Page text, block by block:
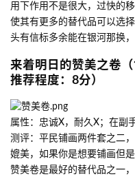
用下作用不是很大，过快的
使其有更多的替代品可以选
头有信标多余能在银河那换
来着明日的赞美之卷
推荐程度：8分）
属性：忠诚X，耐久X；在副
测评：平民铺画两件套之二
媲美，如果你是想要铺画但
赞美卷是最好的替代品之一